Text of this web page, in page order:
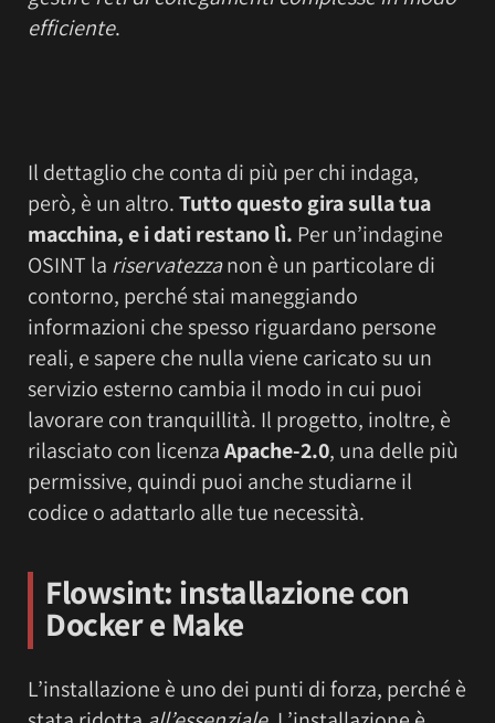
efficiente.
Il dettaglio che conta di più per chi indaga,
però, è un altro.Tutto questo gira sulla tua
macchina, e i dati restano lì. Per un’indagine
OSINT la riservatezzanon è un particolare di
contorno, perché stai maneggiando
informazioni che spesso riguardano persone
reali, e sapere che nulla viene caricato su un
servizio esterno cambia il modo in cui puoi
lavorare con tranquillità. Il progetto, inoltre, è
rilasciato con licenzaApache-2.0, una delle più
permissive, quindi puoi anche studiarne il
codice o adattarlo alle tue necessità.
Flowsint: installazione con
Docker e Make
L’installazione è uno dei punti di forza, perché è